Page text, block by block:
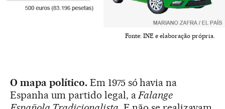
Fonte: INE e elaboração própria.
O mapa político.Em 1975 só havia na
Espanha um partido legal, a Falange